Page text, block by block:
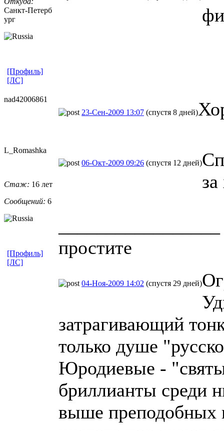
Санкт-Петерб
ург
[Профиль]
[ЛС]
nad42006861
23-Сен-2009 13:07 (спустя 8 дней)
L_Romashka
Стаж: 16 лет
Сообщений: 6
06-Окт-2009 09:26 (спустя 12 дней)
простите
[Профиль]
[ЛС]
04-Ноя-2009 14:02 (спустя 29 дней)
затрагивающий
только душе
Юродиевые -
бриллианты среди
выше преподобных